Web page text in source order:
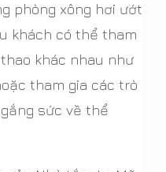
phòng xông hơi ướt
khách có thể tham
khác nhau như
tham gia các trò
sức về thể